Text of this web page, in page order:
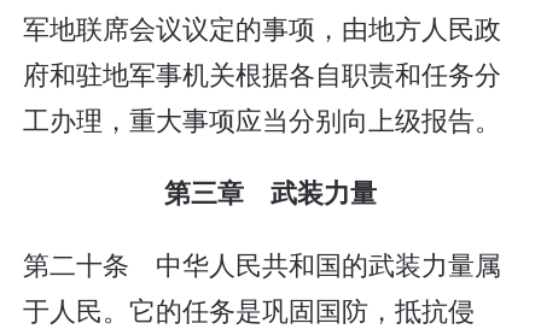
军地联席会议议定的事项，由地方人民政
府和驻地军事机关根据各自职责和任务分
工办理，重大事项应当分别向上级报告。
第三章 武装力量
第二十条 中华人民共和国的武装力量属
于人民。它的任务是巩固国防，抵抗侵